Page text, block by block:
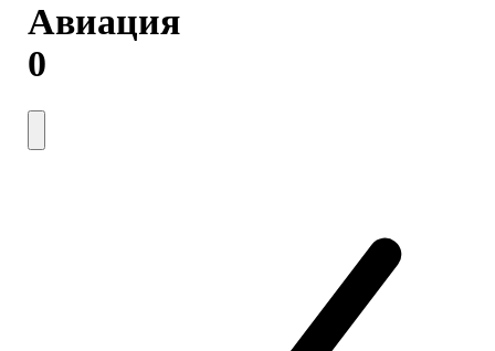
Авиация
0